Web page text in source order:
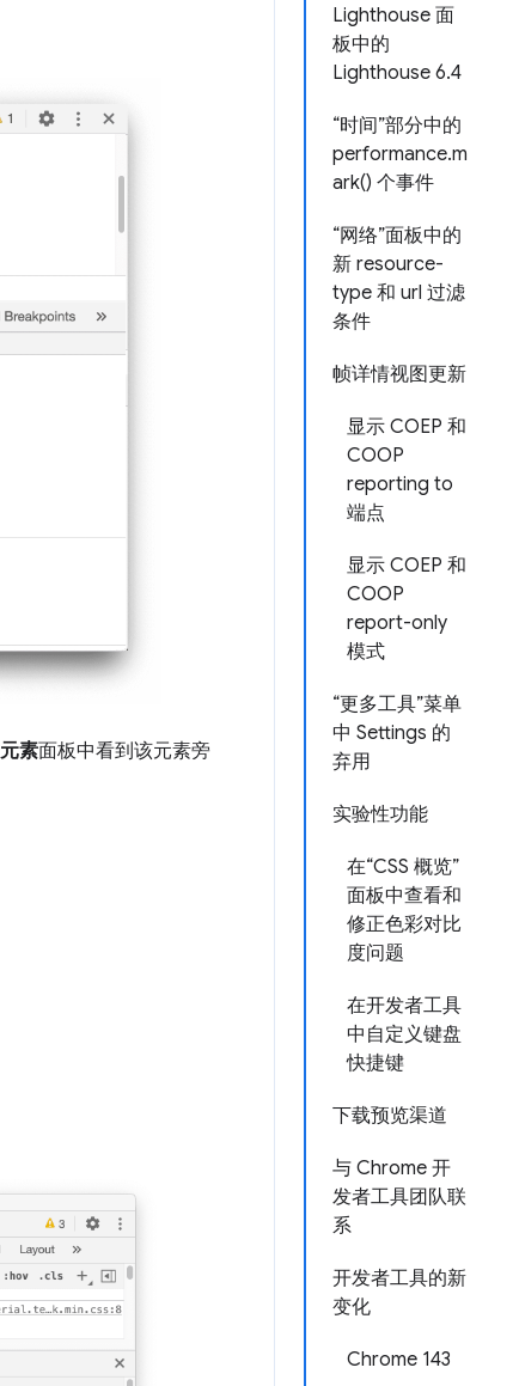
Lighthouse 面
板中的
Lighthouse 6.4
“时间”部分中的
performance.m
ark() 个事件
“网络”面板中的
新 resource-
type 和 url 过滤
条件
帧详情视图更新
显示 COEP 和
COOP
reporting to
端点
显示 COEP 和
COOP
report-only
模式
“更多工具”菜单
中 Settings 的
弃用
实验性功能
在“CSS 概览”
面板中查看和
修正色彩对比
度问题
在开发者工具
中自定义键盘
快捷键
下载预览渠道
与 Chrome 开
发者工具团队联
系
开发者工具的新
变化
Chrome 143
元素面板中看到该元素旁